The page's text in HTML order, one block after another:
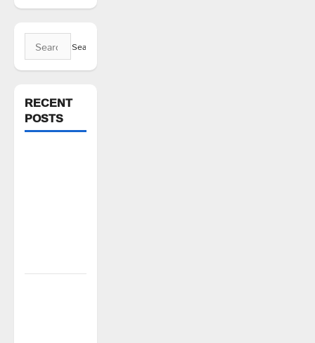
Search
for:
RECENT
POSTS